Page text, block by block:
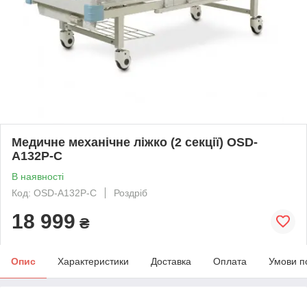
Медичне механічне ліжко (2 секції) OSD-
A132P-C
В наявності
Код: OSD-A132P-C
Роздріб
18 999 ₴
Опис Характеристики Доставка Оплата Умови